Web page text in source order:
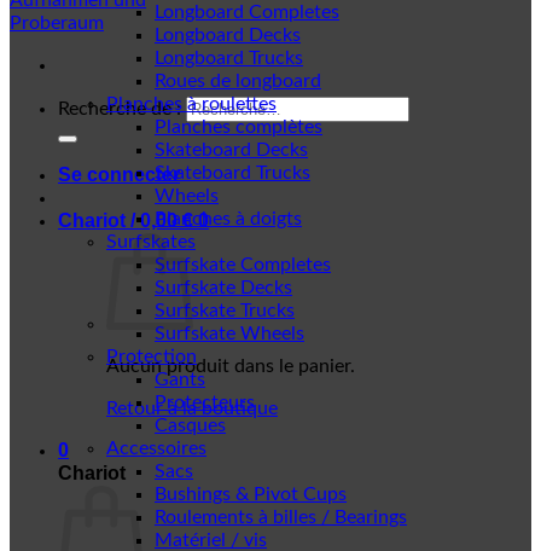
Recherche de :
Se connecter
Chariot /0,00€ 0
Aucun produit dans le panier.
Retour à la boutique
0
Chariot
Longboard Completes
Longboard Decks
Longboard Trucks
Roues de longboard
Planches à roulettes
Planches complètes
Skateboard Decks
Skateboard Trucks
Wheels
Planches à doigts
Surfskates
Surfskate Completes
Surfskate Decks
Surfskate Trucks
Surfskate Wheels
Protection
Gants
Protecteurs
Casques
Accessoires
Sacs
Bushings & Pivot Cups
Roulements à billes / Bearings
Matériel / vis